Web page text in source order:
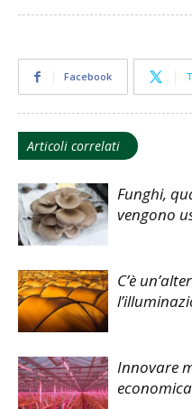
Facebook
Articoli correlati
Funghi,
vengono
C’è
Innovare